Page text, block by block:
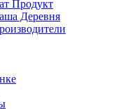
Продукт
Деревня